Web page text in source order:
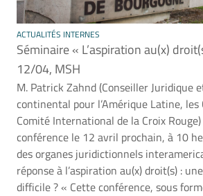
ACTUALITÉS INTERNES
Séminaire « L’aspiration au(x)
12/04, MSH
M. Patrick Zahnd (Conseiller Juridique
continental pour l’Amérique Latine, les
Comité International de la Croix
conférence le 12 avril prochain, à 10
des organes juridictionnels
réponse à l’aspiration au(x) droit(s) :
difficile ? « Cette conférence, sous